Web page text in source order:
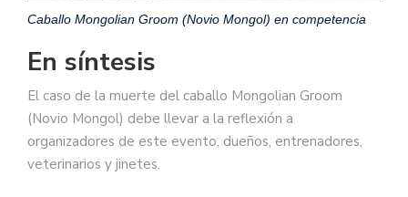
Caballo Mongolian Groom (Novio Mongol) en competencia
En síntesis
El caso de la muerte del caballo Mongolian Groom
(Novio Mongol) debe llevar a la reflexión a
organizadores de este evento, dueños, entrenadores,
veterinarios y jinetes.